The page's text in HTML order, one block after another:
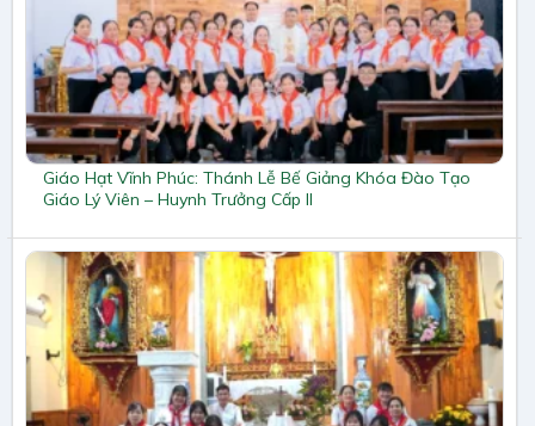
Giáo Hạt Vĩnh Phúc: Thánh Lễ Bế Giảng Khóa Đào Tạo
Giáo Lý Viên – Huynh Trưởng Cấp II